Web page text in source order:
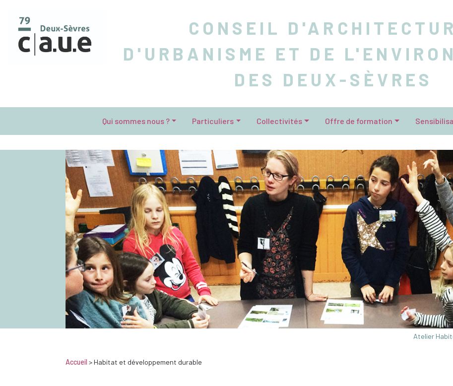
CONSEIL
D'URBANISME ET DE
DES DEUX-SÈVRES
Qui sommes nous ? Particuliers Collectivités Offre de formation
Atelier
Accueil > Habitat et développement durable